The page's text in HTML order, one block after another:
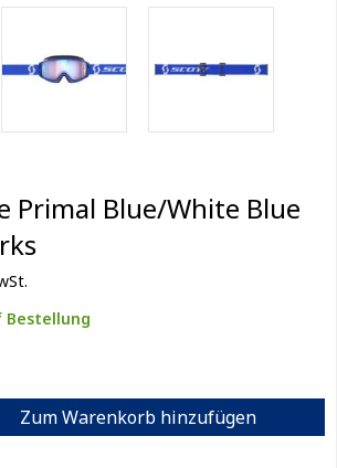
Primal Blue/White Blue
Zum Warenkorb hinzufügen